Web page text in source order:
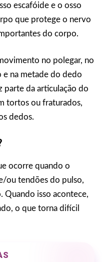
escafóide e o osso
que protege o nervo
do corpo.
no polegar, no
na metade do dedo
parte da articulação do
tortos ou fraturados,
dedos.
ocorre quando o
ou tendões do pulso,
Quando isso acontece,
o que torna difícil